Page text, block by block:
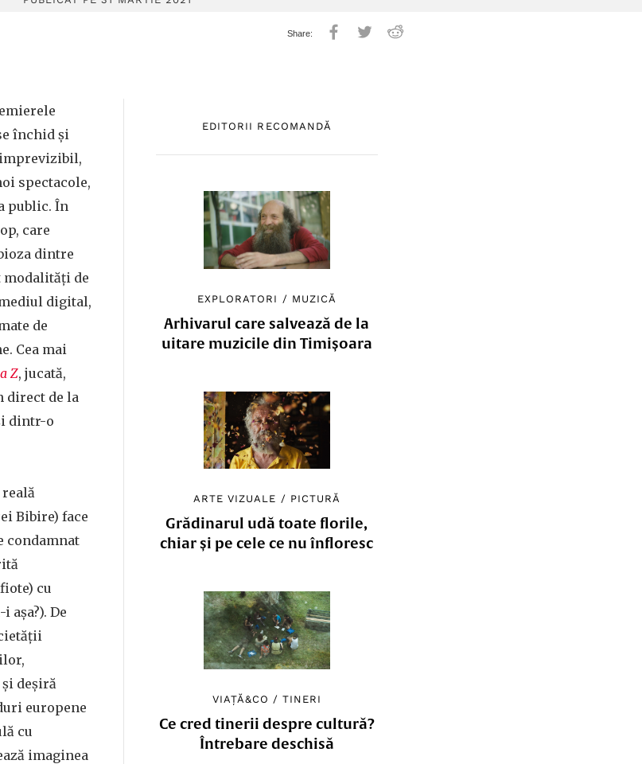
EDITORII RECOMANDĂ
EXPLORATORI / MUZICĂ
Arhivarul care salvează de la
uitare muzicile din Timișoara
ARTE VIZUALE / PICTURĂ
Grădinarul udă toate florile,
chiar și pe cele ce nu înfloresc
VIAȚĂ&CO /TINERI
Ce cred tinerii despre cultură?
Întrebare deschisă
închid și
spectacole,
public. În
care
dintre
modalități de
digital,
de
Cea mai
Z, jucată,
direct de la
dintr-o
Bibire) face
condamnat
cu
așa?). De
deșiră
europene
cu
imaginea